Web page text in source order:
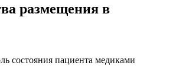
размещения в
состояния пациента медиками